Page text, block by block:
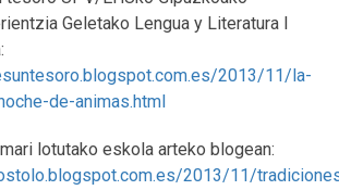
Geletako Lengua y Literatura I
2013/11/la-
de-animas.html
lotutako eskola arteko blogean:
2013/11/